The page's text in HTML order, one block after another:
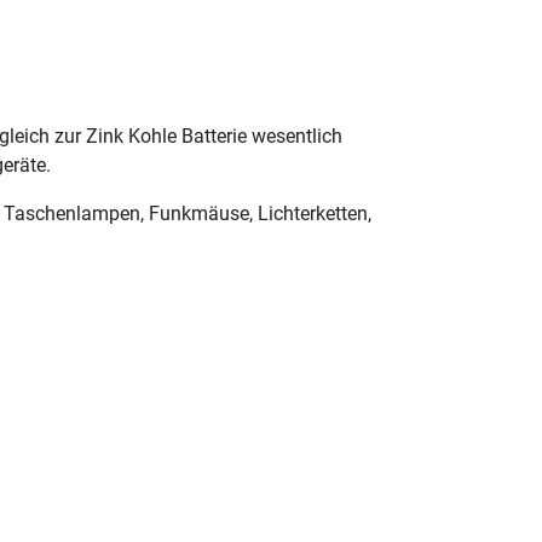
zur Zink Kohle Batterie wesentlich
Funkmäuse, Lichterketten,